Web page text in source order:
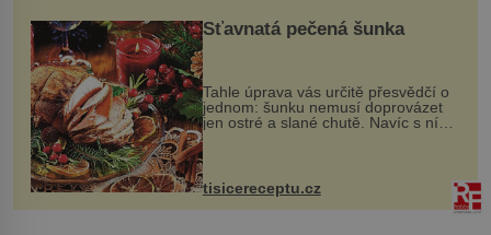
Šťavnatá pečená šunka
Tahle úprava vás určitě přesvědčí o
jednom: šunku nemusí doprovázet
jen ostré a slané chutě. Navíc s ní
nakrmíte poměrně hodně hladových
krků. Ingredience sádlo 3 kg šunky
vcelku 3 stroužky česneku hl...
tisicereceptu.cz